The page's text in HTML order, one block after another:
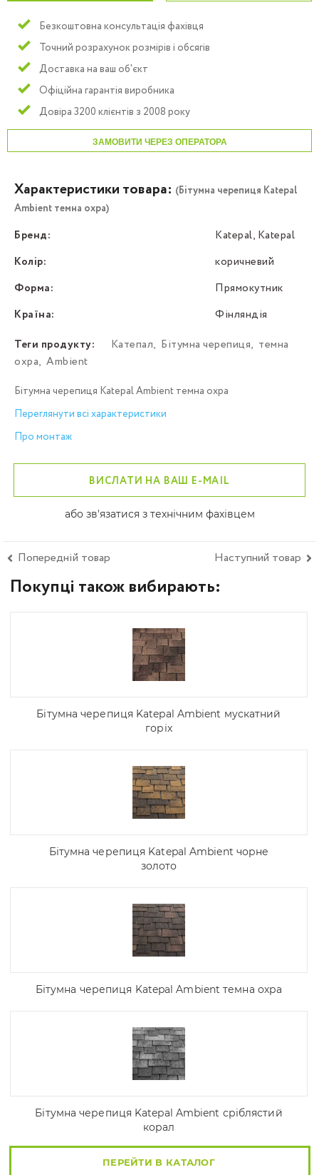
Безкоштовна консультація фахівця
Точний розрахунок розмірів і обсягів
Доставка на ваш об'єкт
Офіційна гарантія виробника
Довіра 3200 клієнтів з 2008 року
ЗАМОВИТИ ЧЕРЕЗ ОПЕРАТОРА
Характеристики товара: (Бітумна черепиця Katepal
Ambient темна охра)
Бренд:
Katepal, Katepal
Колір:
коричневий
Форма:
Прямокутник
Країна:
Фінляндія
Теги продукту:
Катепал, Бітумна черепиця, темна
охра, Ambient
Бітумна черепиця Katepal Ambient темна охра
Переглянути всі характеристики
Про монтаж
ВИСЛАТИ НА ВАШ E-MAIL
або зв'язатися з технічним фахівцем
Попередній товар Наступний товар
Покупці також вибирають:
Бітумна черепиця Katepal Ambient мускатний
горіх
Бітумна черепиця Katepal Ambient чорне
золото
Бітумна черепиця Katepal Ambient темна охра
Бітумна черепиця Katepal Ambient сріблястий
корал
ПЕРЕЙТИ В КАТАЛОГ